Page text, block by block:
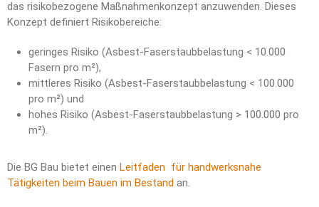
das risikobezogene Maßnahmenkonzept anzuwenden. Dieses
Konzept definiert Risikobereiche:
geringes Risiko (Asbest-Faserstaubbelastung < 10.000
Fasern pro m²),
mittleres Risiko (Asbest-Faserstaubbelastung < 100.000
pro m²) und
hohes Risiko (Asbest-Faserstaubbelastung > 100.000 pro
m²).
Die BG Bau bietet einen Leitfaden für handwerksnahe
Tätigkeiten beim Bauen im Bestand an.